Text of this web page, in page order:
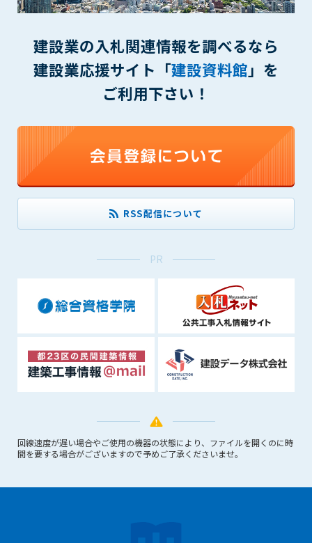
建設業の入札関連情報を調べるなら
建設業応援サイト「建設資料館」を
ご利用下さい！
RSS配信について
PR
回線速度が遅い場合やご使用の機器の状態により、ファイルを開くのに時
間を要する場合がございますので予めご了承くださいませ。
を、営利を目的として第三者に転売し、または転売のため
第7条（登録内容の削除）
管理者は、会員が登録した内容が以下に該当する、またはその
恐れのあるものは、会員の承諾なく削除できるものとします。
(1) 登録されている情報が、第6条の定める禁止事項に該当する
(2) 建設資料館の運営および保守管理上、必要と判断した場合
(3) 広告掲載料金の支払が遅延した場合
(4) その他、管理者が不適当と判断した場合
第8条（サービスの変更・中止等）
管理者は、会員の承諾なく、本サービス内容の変更(新規追加、
廃止を含み)し、本サービスの運営を中止または廃止することが
被った損害について管理者は､一切の責任をも負わないものと
します。
会員の氏名、住所、性別、年齢、メールアドレスその他本サー
ビスの提供に関連して管理者が知り得た会員の個人情報（以下
個人情報といいます）について、管理者は、以下の各号に該当
する場合を除き、第三者に開示または提供しないものとしま
す。
者に提供する場合
(3) 第三者および管理者の権利、財産、安全等を保護するため
に必要であると管理者が判断した場合